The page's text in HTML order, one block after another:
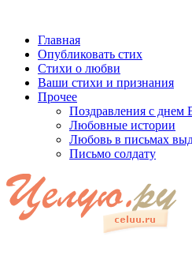
Главная
Опубликовать стих
Стихи о любви
Ваши стихи и признания
Прочее
Поздравления с днем
Любовные истории
Любовь в письмах
Письмо солдату